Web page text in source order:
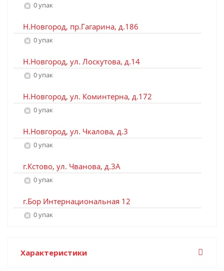
0 упак
Н.Новгород, пр.Гагарина, д.186
0 упак
Н.Новгород, ул. Лоскутова, д.14
0 упак
Н.Новгород, ул. Коминтерна, д.172
0 упак
Н.Новгород, ул. Чкалова, д.3
0 упак
г.Кстово, ул. Чванова, д.3А
0 упак
г.Бор Интернациональная 12
0 упак
Характеристики